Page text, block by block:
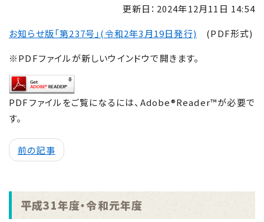
更新日： 2024年12月11日 14:54
お知らせ版「第237号」(令和2年3月19日発行) (PDF形式)
※PDFファイルが新しいウインドウで開きます。
PDFファイルをご覧になるには、Adobe®Reader™が必要で
す。
前の記事
平成31年度・令和元年度